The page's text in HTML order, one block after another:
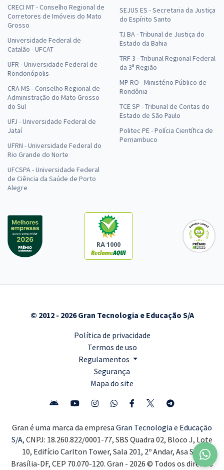
CRECI MT - Conselho Regional de
Corretores de Imóveis do Mato
Grosso
Universidade Federal de
Catalão - UFCAT
UFR - Universidade Federal de
Rondonópolis
CRA MS - Conselho Regional de
Administração do Mato Grosso
do Sul
UFJ - Universidade Federal de
Jataí
UFRN - Universidade Federal do
Rio Grande do Norte
UFCSPA - Universidade Federal
de Ciência da Saúde de Porto
Alegre
SEJUS ES - Secretaria da Justiça
do Espírito Santo
TJ BA - Tribunal de Justiça do
Estado da Bahia
TRF 3 - Tribunal Regional Federal
da 3ª Região
MP RO - Ministério Público de
Rondônia
TCE SP - Tribunal de Contas do
Estado de São Paulo
Politec PE - Polícia Científica de
Pernambuco
RA 1000
© 2012 - 2026 Gran Tecnologia e Educação S/A
Política de privacidade
Termos de uso
Regulamentos
Segurança
Mapa do site
Gran é uma marca da empresa Gran Tecnologia e Educação
S/A, CNPJ: 18.260.822/0001-77, SBS Quadra 02, Bloco J, Lote
10, Edifício Carlton Tower, Sala 201, 2º Andar, Asa Sul,
Brasília-DF, CEP 70.070-120. Gran - 2026 © Todos os direitos